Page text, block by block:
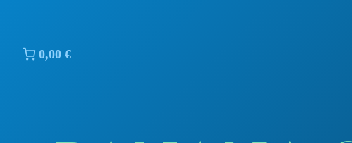
0,00 €